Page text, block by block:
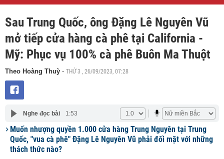
Sau Trung Quốc, ông Đặng Lê Nguyên Vũ
mở tiếp cửa hàng cà phê tại California -
Mỹ: Phục vụ 100% cà phê Buôn Ma Thuột
Theo Hoàng Thuỳ - THỨ 3 , 26/09/2023, 07:28
Nghe đọc bài 1:53
Muốn nhượng quyền 1.000 cửa hàng Trung Nguyên tại Trung
Quốc, "vua cà phê" Đặng Lê Nguyên Vũ phải đối mặt với những
thách thức nào?